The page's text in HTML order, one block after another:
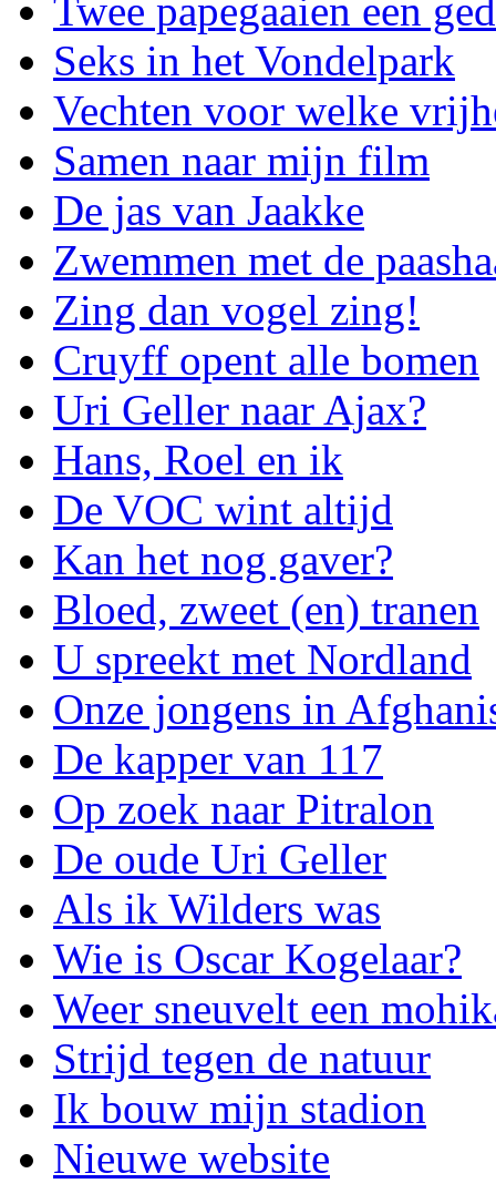
Twee papegaaien een
Seks in het Vondelpark
Vechten voor welke
Samen naar mijn film
De jas van Jaakke
Zwemmen met de
Zing dan vogel zing!
Cruyff opent alle bomen
Uri Geller naar Ajax?
Hans, Roel en ik
De VOC wint altijd
Kan het nog gaver?
Bloed, zweet (en) tranen
U spreekt met Nordland
Onze jongens in
De kapper van 117
Op zoek naar Pitralon
De oude Uri Geller
Als ik Wilders was
Wie is Oscar Kogelaar?
Weer sneuvelt een
Strijd tegen de natuur
Ik bouw mijn stadion
Nieuwe website